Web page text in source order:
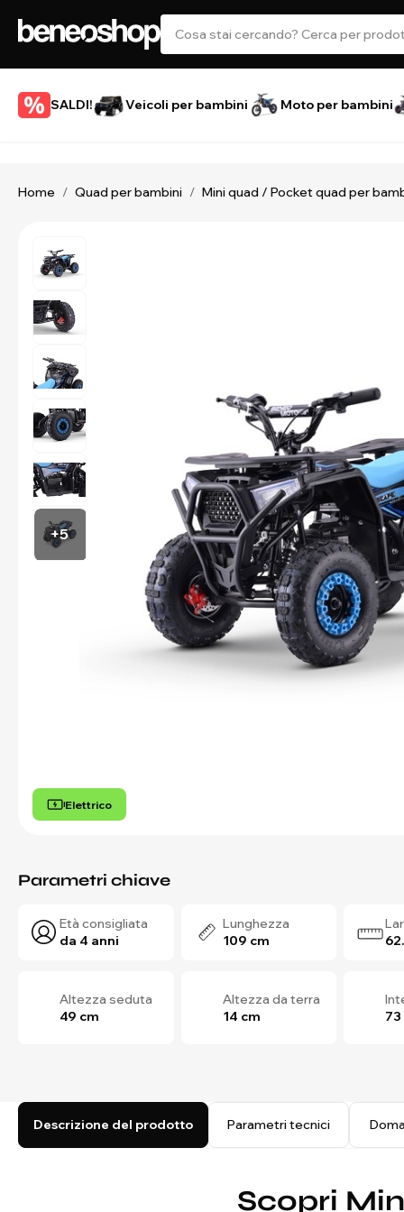
SALDI! Veicoli per bambini Moto per bambini
Home / Quad per bambini / Mini quad / Pocket quad per
Elettrico
+5
Parametri chiave
Età consigliata
da 4 anni
Lunghezza
109 cm
Altezza seduta
49 cm
Altezza da terra
14 cm
Descrizione del prodotto Parametri tecnici
Scopri